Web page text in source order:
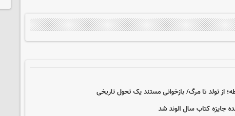
از تولد تا مرگ/ بازخوانی مستند یک تحول تاریخی
جایزه کتاب سال الوند شد